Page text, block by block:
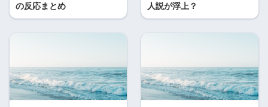
の反応まとめ
人説が浮上？